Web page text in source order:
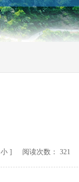
小 ] 阅读次数： 321